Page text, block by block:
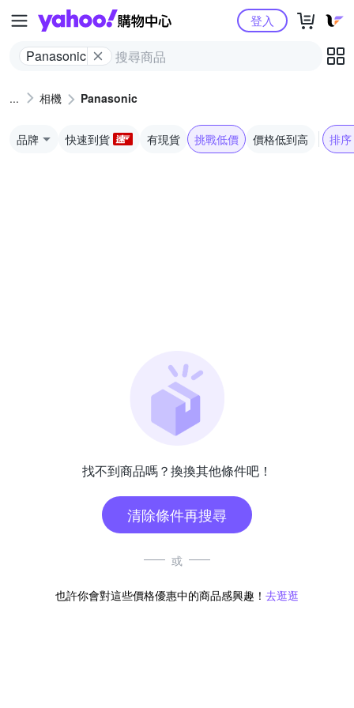
Yahoo購物中心
Panasonic
登入
相機 Panasonic
品牌 快速到貨 有現貨 挑戰低價 價格低到高 排序
找不到商品嗎？換換其他條件吧！
清除條件再搜尋
或
也許你會對這些價格優惠中的商品感興趣！ 去逛逛